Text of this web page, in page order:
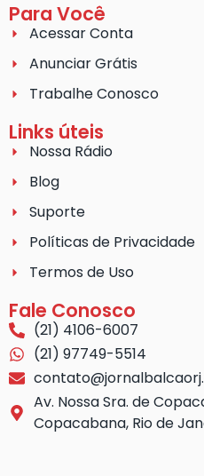
Para Você
Acessar Conta
Anunciar Grátis
Trabalhe Conosco
Links úteis
Nossa Rádio
Blog
Suporte
Políticas de Privacidade
Termos de Uso
Fale Conosco
(21) 4106-6007
(21) 97749-5514
Av. Nossa Sra. de
Copacabana, Rio de